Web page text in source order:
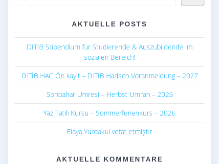
AKTUELLE POSTS
DITIB Stipendium für Studierende & Auszubildende im
sozialen Bereich!
DİTİB HAC Ön kayıt – DITIB Hadsch Voranmeldung – 2027
Sonbahar Umresi – Herbst Umrah – 2026
Yaz Tatili Kursu – Sommerferienkurs – 2026
Elaya Yurdakul vefat etmiştir
AKTUELLE KOMMENTARE